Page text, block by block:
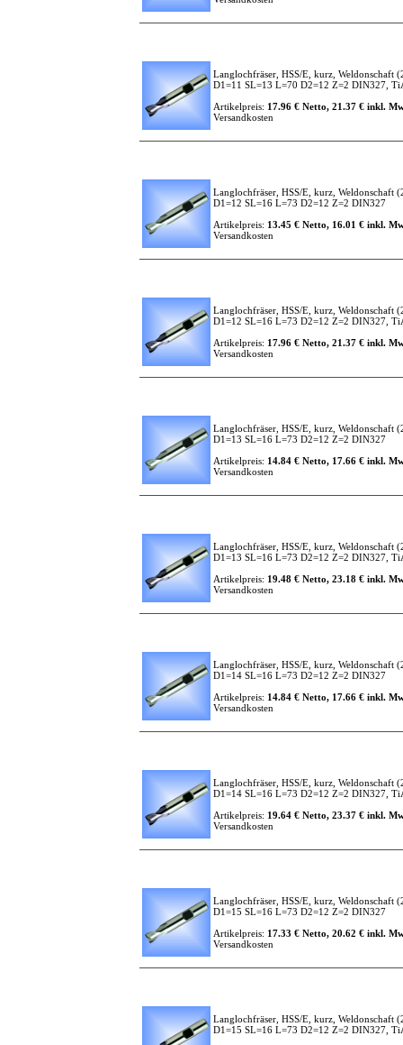
Langlochfräser, HSS/E, kurz, Weldonschaft
D1=11 SL=13 L=70 D2=12 Z=2 DIN327,
Artikelpreis: 17.96 € Netto, 21.37 € inkl.
Versandkosten
Langlochfräser, HSS/E, kurz, Weldonschaft
D1=12 SL=16 L=73 D2=12 Z=2 DIN327
Artikelpreis: 13.45 € Netto, 16.01 € inkl.
Versandkosten
Langlochfräser, HSS/E, kurz, Weldonschaft
D1=12 SL=16 L=73 D2=12 Z=2 DIN327,
Artikelpreis: 17.96 € Netto, 21.37 € inkl.
Versandkosten
Langlochfräser, HSS/E, kurz, Weldonschaft
D1=13 SL=16 L=73 D2=12 Z=2 DIN327
Artikelpreis: 14.84 € Netto, 17.66 € inkl.
Versandkosten
Langlochfräser, HSS/E, kurz, Weldonschaft
D1=13 SL=16 L=73 D2=12 Z=2 DIN327,
Artikelpreis: 19.48 € Netto, 23.18 € inkl.
Versandkosten
Langlochfräser, HSS/E, kurz, Weldonschaft
D1=14 SL=16 L=73 D2=12 Z=2 DIN327
Artikelpreis: 14.84 € Netto, 17.66 € inkl.
Versandkosten
Langlochfräser, HSS/E, kurz, Weldonschaft
D1=14 SL=16 L=73 D2=12 Z=2 DIN327,
Artikelpreis: 19.64 € Netto, 23.37 € inkl.
Versandkosten
Langlochfräser, HSS/E, kurz, Weldonschaft
D1=15 SL=16 L=73 D2=12 Z=2 DIN327
Artikelpreis: 17.33 € Netto, 20.62 € inkl.
Versandkosten
Langlochfräser, HSS/E, kurz, Weldonschaft
D1=15 SL=16 L=73 D2=12 Z=2 DIN327,